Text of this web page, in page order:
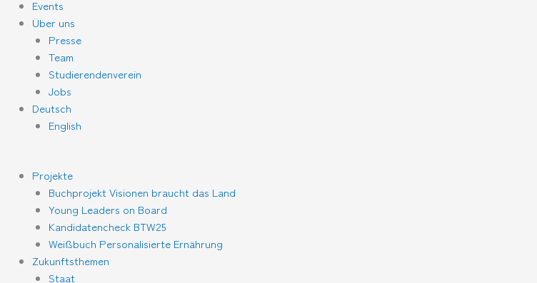
Events
Über uns
Presse
Team
Studierendenverein
Jobs
Deutsch
English
Projekte
Buchprojekt Visionen braucht das Land
Young Leaders on Board
Kandidatencheck BTW25
Weißbuch Personalisierte Ernährung
Zukunftsthemen
Staat